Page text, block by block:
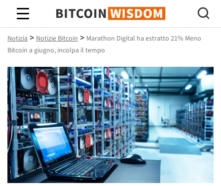
Saggezza Bitcoin
Notizia > Notizie Bitcoin > Marathon Digital ha estratto 21% Meno
Bitcoin a giugno, incolpa il tempo